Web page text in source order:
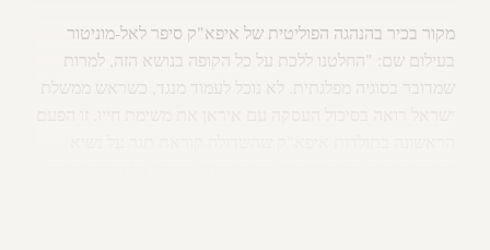
מקור בכיר בהנהגה הפוליטית של איפא"ק סיפר לאל-מוניטור
בעילום שם: "החלטנו ללכת על כל הקופה בנושא הזה, למרות
שמדובר בסוגיה מפלגתית. לא נוכל לעמוד מנגד, כשראש ממשלת